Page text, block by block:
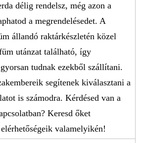
délig rendelsz, még azon a
a megrendelésedet. A
állandó raktárkészletén közel
utánzat található, így
tudnak ezekből szállítani.
segítenek kiválasztani a
is számodra. Kérdésed van a
Keresd őket
valamelyikén!